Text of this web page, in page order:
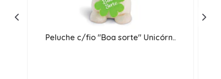
Peluche c/fio "Boa sorte" Unicórn..